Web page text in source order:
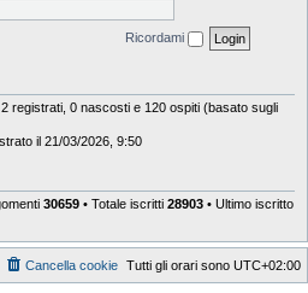
Ricordami
registrati, 0 nascosti e 120 ospiti (basato sugli
il 21/03/2026, 9:50
30659 • Totale iscritti 28903 • Ultimo iscritto
Tutti gli orari sono UTC+02:00
Cancella cookie